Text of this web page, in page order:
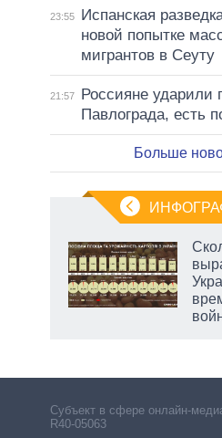
23:55
Испанская
новой попытке
мигрантов в Сеуту
21:57
Россияне ударили
Павлограда, есть
Больше
Субъект в сфере онлайн-
R40-05063